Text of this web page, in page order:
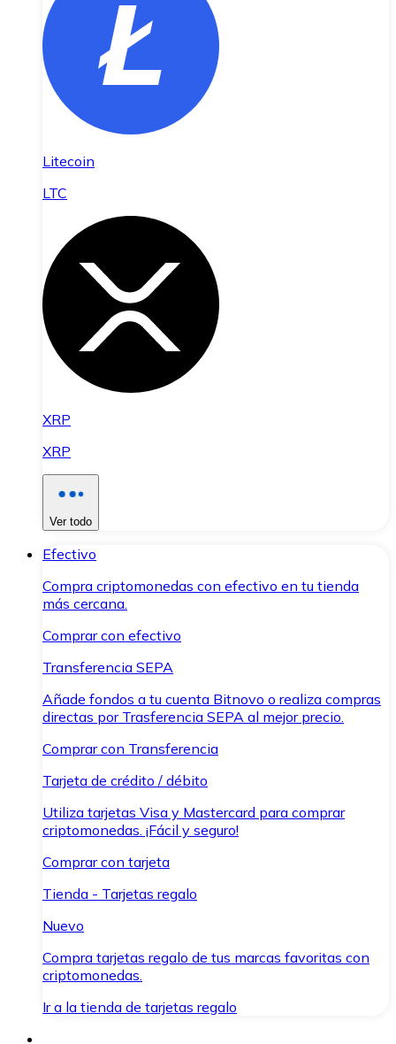
Litecoin
LTC
XRP
XRP
Ver todo
Efectivo
Compra criptomonedas con efectivo en tu tienda
más cercana.
Comprar con efectivo
Transferencia SEPA
Añade fondos a tu cuenta Bitnovo o realiza compras
directas por Trasferencia SEPA al mejor precio.
Comprar con Transferencia
Tarjeta de crédito / débito
Utiliza tarjetas Visa y Mastercard para comprar
criptomonedas. ¡Fácil y seguro!
Comprar con tarjeta
Tienda - Tarjetas regalo
Nuevo
Compra tarjetas regalo de tus marcas favoritas con
criptomonedas.
Ir a la tienda de tarjetas regalo